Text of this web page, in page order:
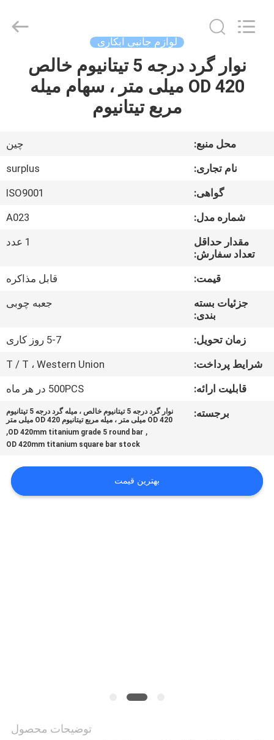
خونه
درباره
کارخانه
کنترل
تماس
بگیرید
درخواست
نقل قول
Limited.
لوازم جانبی آبکاری
نوار گرد درجه 5 تیتانیوم خالص
OD 420 میلی متر ، سهام میله
مربع تیتانیوم
محل منبع:
چین
نام تجاری:
surplus
گواهی:
ISO9001
شماره مدل:
A023
مقدار حداقل
تعداد سفارش:
1 عدد
قیمت:
قابل مذاکره
جزئیات بسته
بندی:
جعبه چوبی
زمان تحویل:
5-7 روز کاری
شرایط پرداخت:
T / T ، Western Union
قابلیت ارائه:
500PCS در هر ماه
برجسته:
نوار گرد درجه 5 تیتانیوم خالص ، میله گرد درجه 5 تیتانیوم
OD 420 میلی متر ، میله مربع تیتانیوم OD 420 میلی متر
,
OD 420mm titanium grade 5 round bar
,
OD 420mm titanium square bar stock
بهترین قیمت
توضیحات محصول